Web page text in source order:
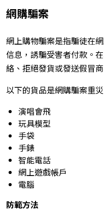
網購騙案
網上購物騙案是指騙徒在
信息，誘騙受害者付款。
絡、拒絕發貨或發送假冒商
以下的貨品是網購騙案重災
演唱會飛
玩具模型
手袋
手錶
智能電話
網上遊戲帳戶
電腦
防範方法